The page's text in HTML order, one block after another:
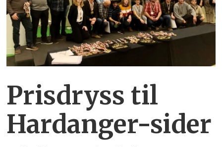
Prisdryss til
Hardanger-sider